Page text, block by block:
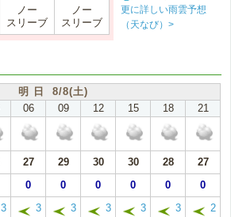
ノー
スリーブ
ノー
スリーブ
更に詳しい雨雲予想
（天なび）>
明 日 8/8(土)
06 09 12 15 18 21
27 29 30 30 28
27
0 0 0 0 0 0
3 3 3 3 3 3 2